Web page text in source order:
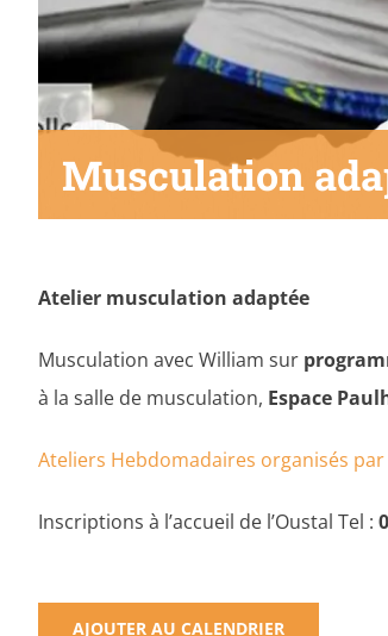
Musculation
Atelier musculation adaptée
Musculation avec William sur
à la salle de musculation, Espace
Ateliers Hebdomadaires organisés
Inscriptions à l’accueil de l’Oustal Tel :
AJOUTER AU CALENDRIER